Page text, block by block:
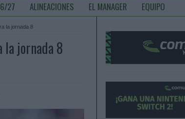
27 ALINEACIONES EL MANAGER EQUIPO
la jornada 8
la jornada 8